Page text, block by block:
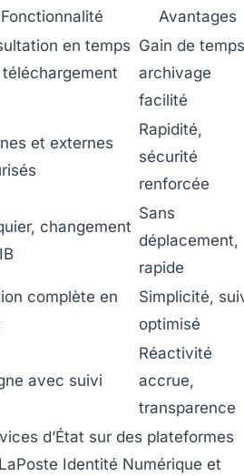
Fonctionnalité Avantages
en temps
téléchargement
Gain de
archivage
facilité
et externes
Rapidité,
sécurité
renforcée
changement
Sans
déplacement,
rapide
complète en
Simplicité,
optimisé
avec suivi
Réactivité
accrue,
transparence
d’État sur des plateformes
Identité Numérique et